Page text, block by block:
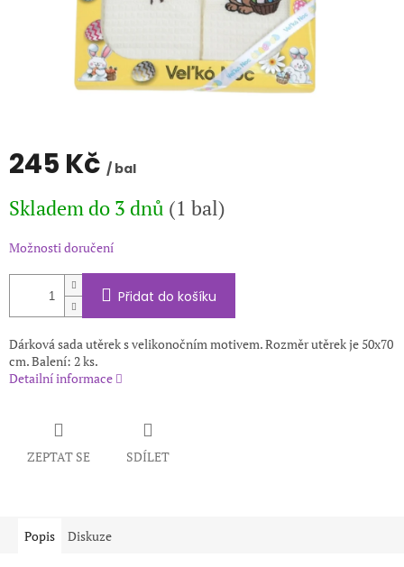
245 Kč / bal
cena:
Skladem do 3 dnů (1 bal)
Možnosti doručení
Přidat do košíku
Dárková sada utěrek s velikonočním motivem. Rozměr utěrek je 50x70
cm. Balení: 2 ks.
Detailní informace
ZEPTAT SE SDÍLET
Popis Diskuze